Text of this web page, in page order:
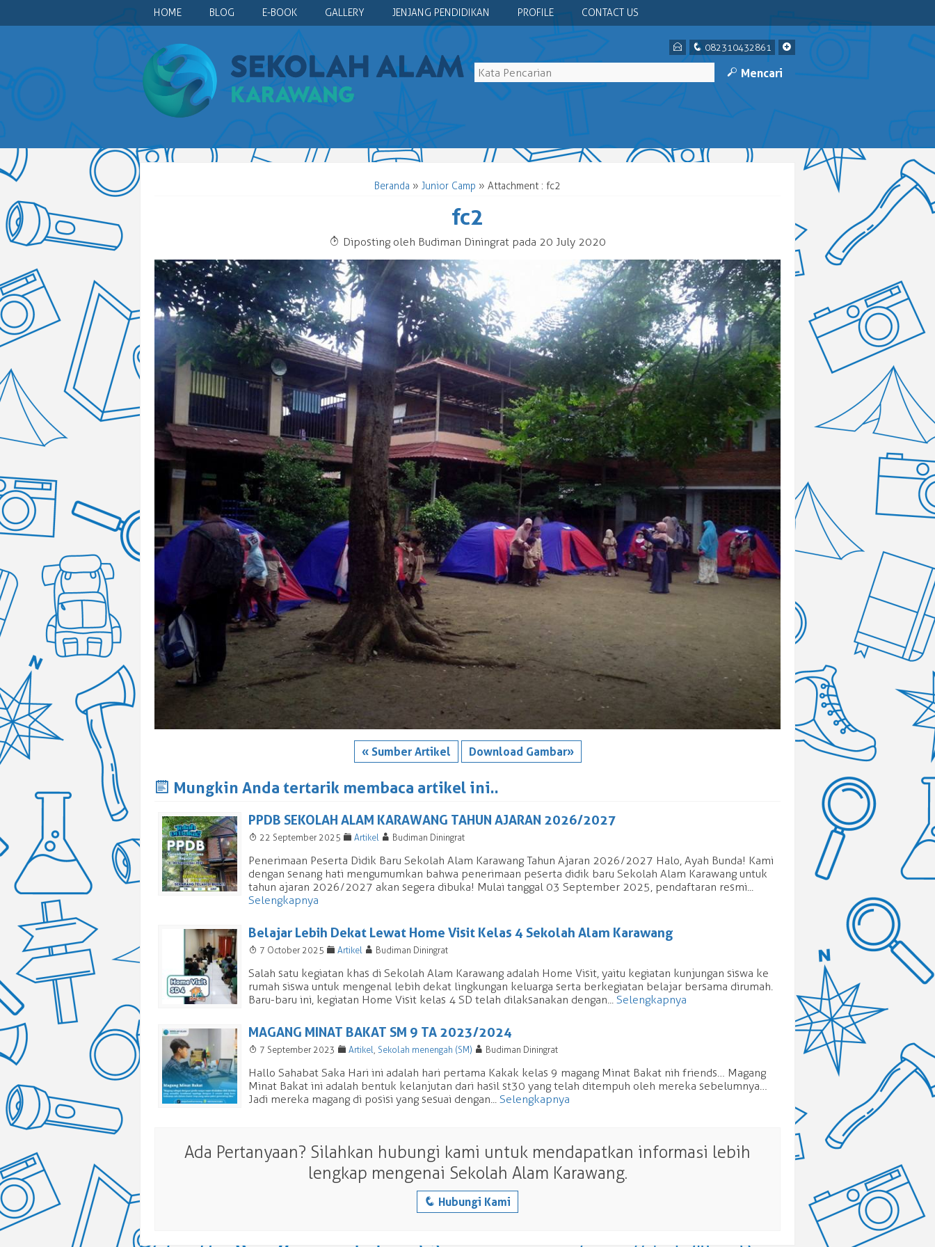
HOME BLOG E-BOOK GALLERY JENJANG PENDIDIKAN PROFILE CONTACT US
+
q 082310432861
E
M Mencari
Beranda » Junior Camp » Attachment : fc2
fc2
T Diposting oleh Budiman Diningrat pada 20 July 2020
« Sumber Artikel Download Gambar»
J Mungkin Anda tertarik membaca artikel ini..
PPDB SEKOLAH ALAM KARAWANG TAHUN AJARAN 2026/2027
T 22 September 2025 F Artikel A Budiman Diningrat
Penerimaan Peserta Didik Baru Sekolah Alam Karawang Tahun Ajaran 2026/2027 Halo, Ayah Bunda! Kami
dengan senang hati mengumumkan bahwa penerimaan peserta didik baru Sekolah Alam Karawang untuk
tahun ajaran 2026/2027 akan segera dibuka! Mulai tanggal 03 September 2025, pendaftaran resmi...
Selengkapnya
Belajar Lebih Dekat Lewat Home Visit Kelas 4 Sekolah Alam Karawang
T 7 October 2025 F Artikel A Budiman Diningrat
Salah satu kegiatan khas di Sekolah Alam Karawang adalah Home Visit, yaitu kegiatan kunjungan siswa ke
rumah siswa untuk mengenal lebih dekat lingkungan keluarga serta berkegiatan belajar bersama dirumah.
Baru-baru ini, kegiatan Home Visit kelas 4 SD telah dilaksanakan dengan... Selengkapnya
MAGANG MINAT BAKAT SM 9 TA 2023/2024
T 7 September 2023 F Artikel, Sekolah menengah (SM) A Budiman Diningrat
Hallo Sahabat Saka Hari ini adalah hari pertama Kakak kelas 9 magang Minat Bakat nih friends… Magang
Minat Bakat ini adalah bentuk kelanjutan dari hasil st30 yang telah ditempuh oleh mereka sebelumnya…
Jadi mereka magang di posisi yang sesuai dengan... Selengkapnya
Ada Pertanyaan? Silahkan hubungi kami untuk mendapatkan informasi lebih
lengkap mengenai Sekolah Alam Karawang.
q Hubungi Kami